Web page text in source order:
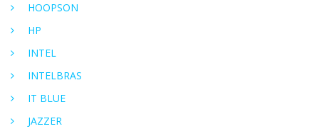
HOOPSON
HP
INTEL
INTELBRAS
IT BLUE
JAZZER